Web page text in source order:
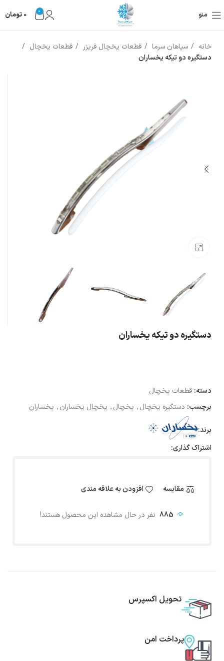
منو 0
0 تومان
خانه سپاهان سرما قطعات یخچال فریزر
قطعات یخچال
دستگیره دو تیکه یخساران
دستگیره دو تیکه یخساران
دسته: قطعات یخچال
برچسب: دستگیره یخچال, یخچال, یخچال یخساران, یخساران
برند:
اشتراک گذاری:
مقایسه افزودن به علاقه مندی
885 نفر در حال مشاهده این محصول هستند!
تحویل اکسپرس
پرداخت امن